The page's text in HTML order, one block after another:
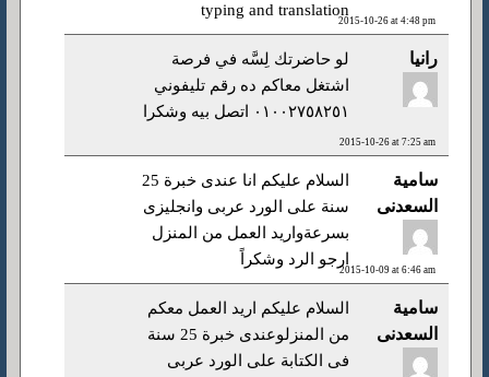
2015-10-26 at 4:48 pm
typing and translation
رانيا
2015-10-26 at 7:25 am
لو حاضرتك لِسَّه في فرصة
اشتغل معاكم ده رقم تليفوني
٠١٠٠٢٧٥٨٢٥١ اتصل بيه وشكرا
سامية
السعدنى
2015-10-09 at 6:46 am
السلام عليكم انا عندى خبرة 25
سنة على الورد عربى وانجليزى
بسرعةواريد العمل من المنزل
ارجو الرد وشكراً
سامية
السعدنى
السلام عليكم اريد العمل معكم
من المنزلوعندى خبرة 25 سنة
فى الكتابة على الورد عربى